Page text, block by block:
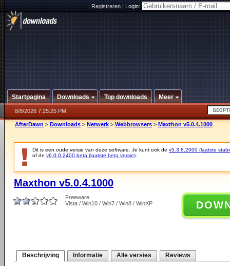
Registreren|Login:
Startpagina Downloads Top downloads Meer
8/8/2026 7:25:25 PM
AfterDawn > Downloads > Netwerk > Webbrowsers > Maxthon v5.0.4.1000
Dit is een oude versie van deze software. Je kunt ook de v5.3.8.2000 (laatste
of de v6.0.0.2400 beta (laatste beta versie)
Maxthon v5.0.4.1000
Freeware
Vista / Win10 / Win7 / Win8 / WinXP
Beschrijving Informatie Alle versies Reviews